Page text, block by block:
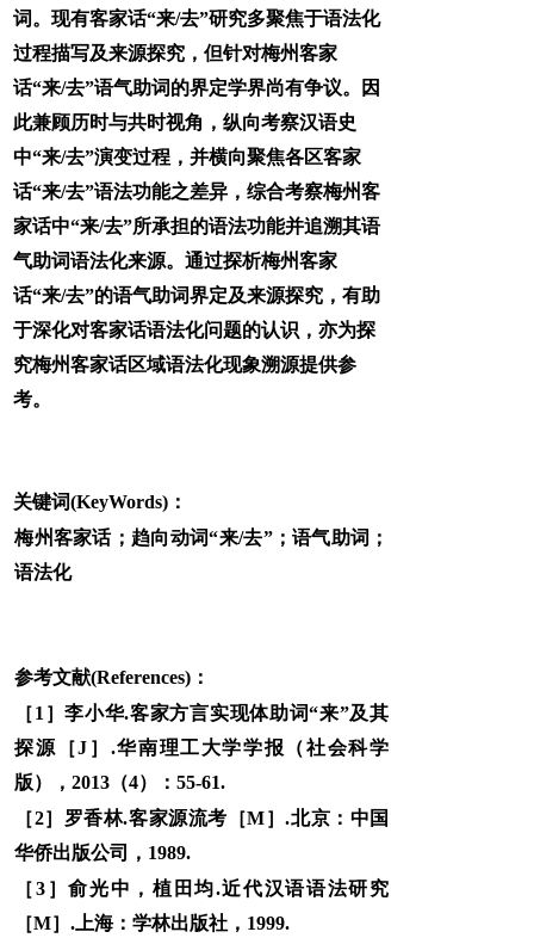
词。现有客家话“来/去”研究多聚焦于语法化
过程描写及来源探究，但针对梅州客家
话“来/去”语气助词的界定学界尚有争议。因
此兼顾历时与共时视角，纵向考察汉语史
中“来/去”演变过程，并横向聚焦各区客家
话“来/去”语法功能之差异，综合考察梅州客
家话中“来/去”所承担的语法功能并追溯其语
气助词语法化来源。通过探析梅州客家
话“来/去”的语气助词界定及来源探究，有助
于深化对客家话语法化问题的认识，亦为探
究梅州客家话区域语法化现象溯源提供参
考。
关键词(KeyWords)：
梅州客家话；趋向动词“来/去”；语气助词；
语法化
参考文献(References)：
［1］李小华.客家方言实现体助词“来”及其
探源［J］.华南理工大学学报（社会科学
版），2013（4）：55-61.
［2］罗香林.客家源流考［M］.北京：中国
华侨出版公司，1989.
［3］俞光中，植田均.近代汉语语法研究
［M］.上海：学林出版社，1999.